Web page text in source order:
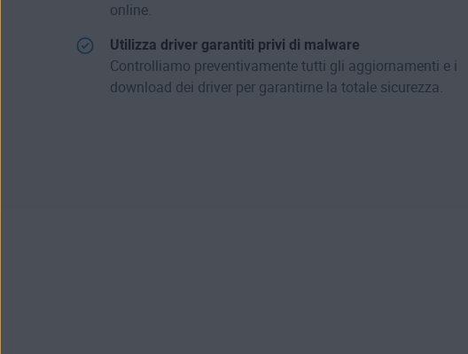
online.
Utilizza driver garantiti privi di malware
Controlliamo preventivamente tutti gli aggiornamenti e i
download dei driver per garantirne la totale sicurezza.